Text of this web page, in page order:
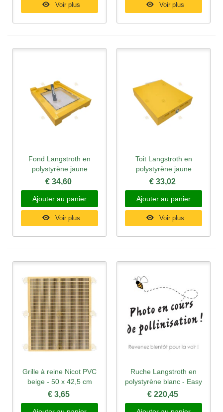
Voir plus Voir plus
Fond Langstroth en
polystyrène jaune
€ 34,60
Ajouter au panier
Voir plus
Toit Langstroth en
polystyrène jaune
€ 33,02
Ajouter au panier
Voir plus
Grille à reine Nicot PVC
beige - 50 x 42,5 cm
€ 3,65
Ruche Langstroth en
polystyrène blanc - Easy
€ 220,45